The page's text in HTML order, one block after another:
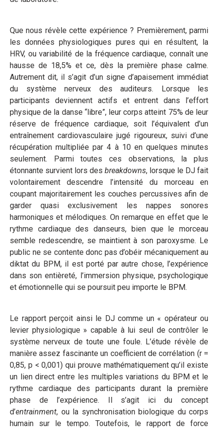
Que nous révèle cette expérience ? Premièrement, parmi
les données physiologiques pures qui en résultent, la
HRV, ou variabilité de la fréquence cardiaque, connaît une
hausse de 18,5% et ce, dès la première phase calme.
Autrement dit, il s’agit d’un signe d’apaisement immédiat
du système nerveux des auditeurs. Lorsque les
participants deviennent actifs et entrent dans l’effort
physique de la danse “libre”, leur corps atteint 75% de leur
réserve de fréquence cardiaque, soit l’équivalent d’un
entraînement cardiovasculaire jugé rigoureux, suivi d’une
récupération multipliée par 4 à 10 en quelques minutes
seulement. Parmi toutes ces observations, la plus
étonnante survient lors des breakdowns, lorsque le DJ fait
volontairement descendre l’intensité du morceau en
coupant majoritairement les couches percussives afin de
garder quasi exclusivement les nappes sonores
harmoniques et mélodiques. On remarque en effet que le
rythme cardiaque des danseurs, bien que le morceau
semble redescendre, se maintient à son paroxysme. Le
public ne se contente donc pas d’obéir mécaniquement au
diktat du BPM, il est porté par autre chose, l’expérience
dans son entièreté, l’immersion physique, psychologique
et émotionnelle qui se poursuit peu importe le BPM.
Le rapport perçoit ainsi le DJ comme un « opérateur ou
levier physiologique » capable à lui seul de contrôler le
système nerveux de toute une foule. L’étude révèle de
manière assez fascinante un coefficient de corrélation (r =
0,85, p < 0,001) qui prouve mathématiquement qu’il existe
un lien direct entre les multiples variations du BPM et le
rythme cardiaque des participants durant la première
phase de l’expérience. Il s’agit ici du concept
d’entrainment, ou la synchronisation biologique du corps
humain sur le tempo. Toutefois, le rapport de force